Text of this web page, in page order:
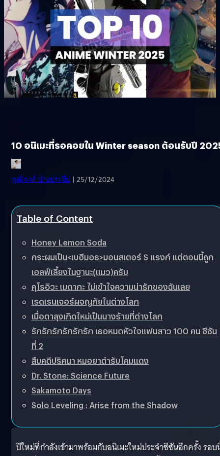
10 อนิเมะที่รอคอยใน Winter season ต้อนรับปี
พุฒิพงศ์ ปานประทีป | 25/12/2024
Table of Content
Honey Lemon Soda
กระผมเป็น<เบฮีมอธ>มอนสเตอร์ S แรงก์ แต่ตอนนี้ถูก
เอลฟ์เลี้ยงในฐานะ(แมว)ครับ
คุโรอิวะ เมดากะ ไม่เข้าใจความน่ารักของฉันเลย
เรดเรนเจอร์ผจญภัยในต่างโลก
เมื่อตาลุงเกิดใหม่เป็นนางร้ายที่ต่างโลก
รักรักรักรักรักรัก เธอหมดหัวใจแฟนสาว 100 คน ซีซัน
ที่ 2
สืบคดีปริศนา หมอยาตำรับโคมแดง
Dr. Stone: Science Future
Sakamoto Days
Solo Leveling : Arise from the Shadow
ปีใหม่ที่กำลังเข้ามาพร้อมกับอนิเมะใหม่ประจำซีซันอีกครั้ง รอบ